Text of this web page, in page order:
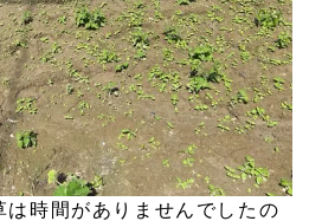
は時間がありませんでしたの